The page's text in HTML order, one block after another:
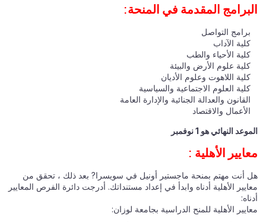
البرامج المقدمة في المنحة:
برامج التواصل
كلية الآداب
كلية الأحياء والطب
كلية علوم الأرض والبيئة
كلية اللاهوت وعلوم الأديان
كلية العلوم الاجتماعية والسياسية
القانون والعدالة الجنائية والإدارة العامة
الأعمال والاقتصاد
الموعد النهائي هو 1 نوفمبر
معايير الأهلية :
هل أنت مهتم بمنحة ماجستير أونيل في سويسرا? بعد ذلك ، تحقق من
معايير الأهلية أدناه وابدأ في إعداد مستنداتك. أدرجت دائرة الفرص المعايير
أدناه:
معايير الأهلية للمنح الدراسية بجامعة لوزان: